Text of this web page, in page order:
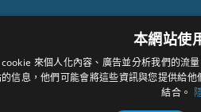
本網站使
來個人化內容、廣告並分析我們的流
信息，他們可能會將這些資訊與您提供給
結合。